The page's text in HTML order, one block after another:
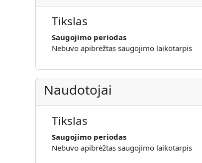
Tikslas
Saugojimo periodas
Nebuvo apibrėžtas saugojimo laikotarpis
Naudotojai
Tikslas
Saugojimo periodas
Nebuvo apibrėžtas saugojimo laikotarpis